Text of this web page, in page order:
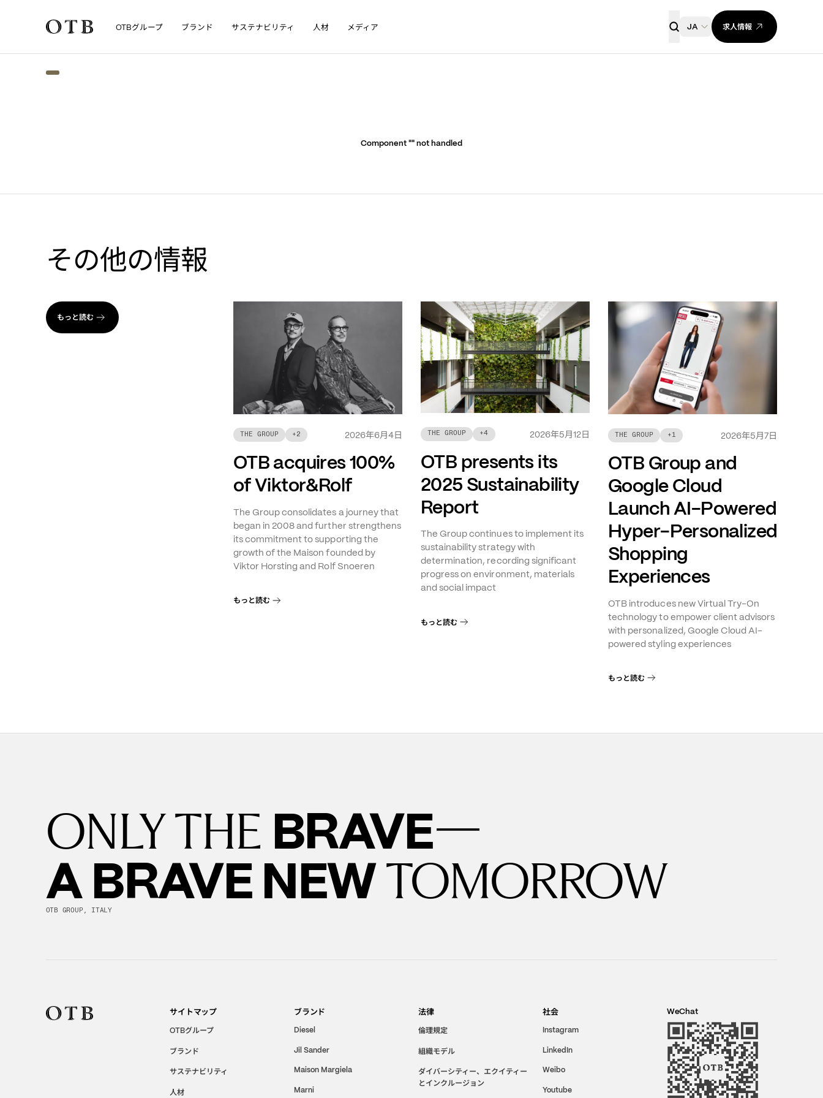
Skip to main content
OTBグループ ブランド サステナビリティ 人材 メディア JA 求人情報
Component "" not handled
その他の情報
もっと読む
THE GROUP +2 2026年6月4日
OTB acquires 100%
of Viktor&Rolf
The Group consolidates a journey that
began in 2008 and further strengthens
its commitment to supporting the
growth of the Maison founded by
Viktor Horsting and Rolf Snoeren
もっと読む
THE GROUP +4 2026年5月12日
OTB presents its
2025 Sustainability
Report
The Group continues to implement its
sustainability strategy with
determination, recording significant
progress on environment, materials
and social impact
もっと読む
THE GROUP +1 2026年5月7日
OTB Group and
Google Cloud
Launch AI-Powered
Hyper-Personalized
Shopping
Experiences
OTB introduces new Virtual Try-On
technology to empower client advisors
with personalized, Google Cloud AI-
powered styling experiences
もっと読む
ONLY THE BRAVE—
A BRAVE NEWTOMORROW
OTB GROUP, ITALY
サイトマップ
OTBグループ
ブランド
サステナビリティ
人材
ブランド
Diesel
Jil Sander
Maison Margiela
Marni
法律
倫理規定
組織モデル
ダイバーシティー、エクイティー
とインクルージョン
社会
Instagram
LinkedIn
Weibo
Youtube
WeChat